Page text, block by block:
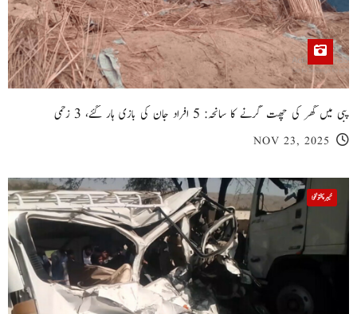
پبی میں گھر کی چھت گرنے کا سانحہ: 5 افراد جان کی بازی ہار گئے، 3 زخمی
NOV 23, 2025
خیبر پختونخوا